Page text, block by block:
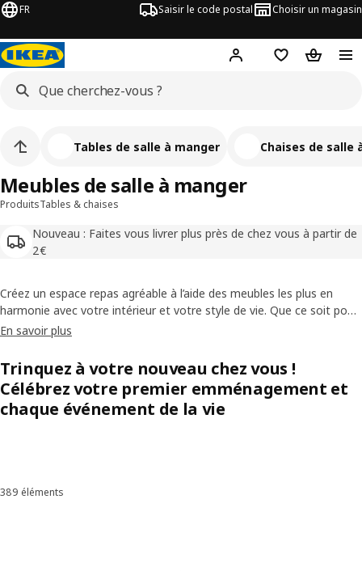
FR Saisir le code postal Choisir un magasin
Mon compteFavorisPanier
ProduitsTables & chaises
Nouveau : Faites vous livrer plus près de chez vous à partir de
2€
Meubles de salle à manger
Tables de salle à manger Chaises de salle
Créez un espace repas agréable à l’aide des meubles les plus en
harmonie avec votre intérieur et votre style de vie. Que ce soit pour
un déjeuner rapide, un grand repas en famille ou une fête entre
styles et options que nous proposons. Bon appétit !
En savoir plus
Trinquez à votre nouveau chez vous !
Célébrez votre premier emménagement et
chaque événement de la vie
Trier et filtrer
389 éléments